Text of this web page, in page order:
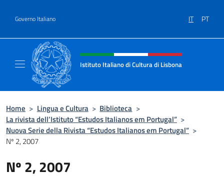
Governo Italiano IT PT
Intestazione sito, social e menù
Istituto Italiano di Cultura di Lisbona
Home > Lingua e Cultura > Biblioteca >
La rivista dell’Istituto “Estudos Italianos em Portugal” >
Nuova Serie della Rivista “Estudos Italianos em Portugal” >
Nº 2, 2007
Nº 2, 2007